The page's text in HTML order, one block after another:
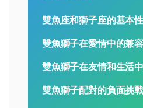
雙魚座和獅子座的基本
雙魚獅子在愛情中的兼
雙魚獅子在友情和生活
雙魚獅子配對的負面挑